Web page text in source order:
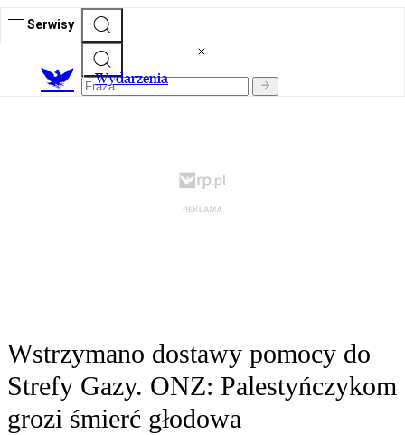
Serwisy
Wydarzenia
Wstrzymano dostawy pomocy do
Strefy Gazy. ONZ: Palestyńczykom
grozi śmierć głodowa